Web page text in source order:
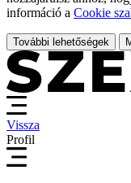
információ a Cookie
További lehetőségek
Vissza
Profil